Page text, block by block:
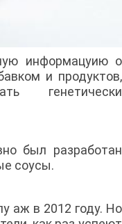
информацуию о
и продуктов,
генетически
был разработан
соусы.
аж в 2012 году. Но